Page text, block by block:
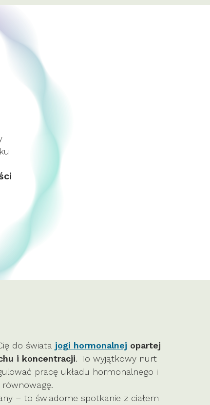
do świata jogi hormonalnej opartej
i koncentracji. To wyjątkowy nurt
pracę układu hormonalnego i
równowagę.
– to świadome spotkanie z ciałem